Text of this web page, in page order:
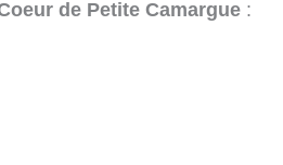
de Petite Camargue :